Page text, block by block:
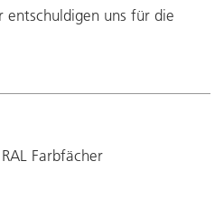
entschuldigen uns für die
Farbfächer